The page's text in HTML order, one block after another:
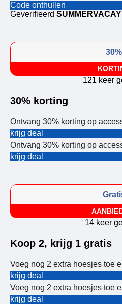
Code onthullen
Geverifieerd
30%
121 keer
30% korting
Ontvang 30% korting op
krijg deal
Ontvang 30% korting op
krijg deal
14 keer
Koop 2, krijg 1 gratis
Voeg nog 2 extra hoesjes toe
krijg deal
Voeg nog 2 extra hoesjes toe
krijg deal